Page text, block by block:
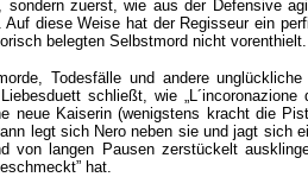
zuerst, wie aus der Defensive
diese Weise hat der Regisseur ein
belegten Selbstmord nicht vorenthielt.
Todesfälle und andere unglückliche
schließt, wie „L´incoronazione
neue Kaiserin (wenigstens kracht die
legt sich Nero neben sie und jagt sich
von langen Pausen zerstückelt
hat.